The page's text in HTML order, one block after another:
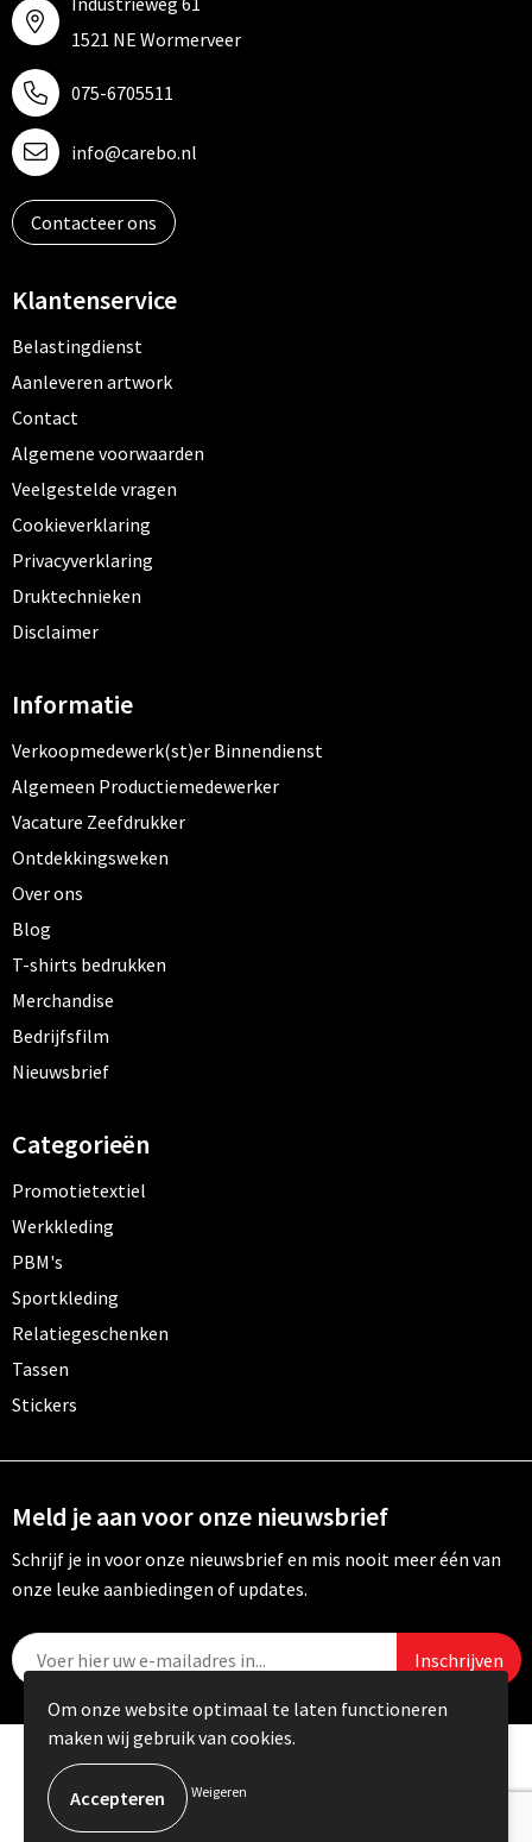
1521 NE Wormerveer
075-6705511
info@carebo.nl
Contacteer ons
Klantenservice
Belastingdienst
Aanleveren artwork
Contact
Algemene voorwaarden
Veelgestelde vragen
Cookieverklaring
Privacyverklaring
Druktechnieken
Disclaimer
Informatie
Verkoopmedewerk(st)er Binnendienst
Algemeen Productiemedewerker
Vacature Zeefdrukker
Ontdekkingsweken
Over ons
Blog
T-shirts bedrukken
Merchandise
Bedrijfsfilm
Nieuwsbrief
Categorieën
Promotietextiel
Werkkleding
PBM's
Sportkleding
Relatiegeschenken
Tassen
Stickers
Meld je aan voor onze nieuwsbrief
Schrijf je in voor onze nieuwsbrief en mis nooit meer één van
onze leuke aanbiedingen of updates.
© Copyright Carebo 2026
Om onze website optimaal te laten functioneren
maken wij gebruik van cookies.
Weigeren